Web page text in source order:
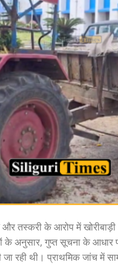
तस्करी के आरोप में
के अनुसार, गुप्त सूचना के आधार
रही थी। प्राथमिक जांच में